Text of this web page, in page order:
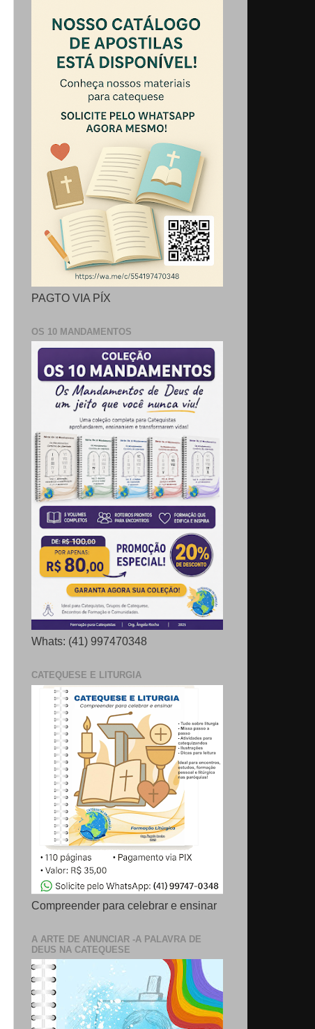
PAGTO VIA PÍX
OS 10 MANDAMENTOS
Whats: (41) 997470348
CATEQUESE E LITURGIA
Compreender para celebrar e ensinar
A ARTE DE ANUNCIAR -A PALAVRA DE
DEUS NA CATEQUESE